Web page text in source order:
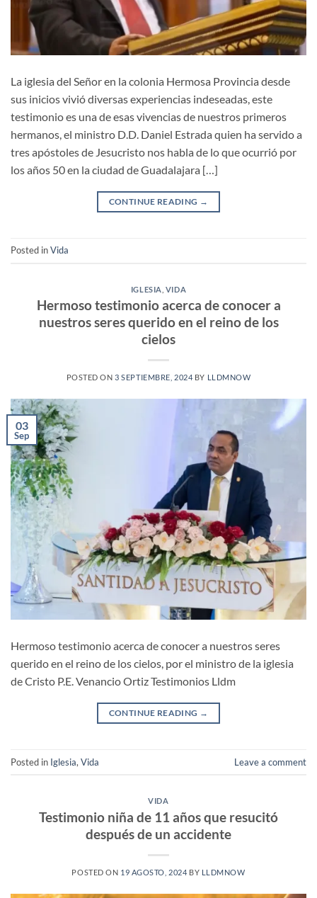
La iglesia del Señor en la colonia Hermosa Provincia desde
sus inicios vivió diversas experiencias indeseadas, este
testimonio es una de esas vivencias de nuestros primeros
hermanos, el ministro D.D. Daniel Estrada quien ha servido a
tres apóstoles de Jesucristo nos habla de lo que ocurrió por
los años 50 en la ciudad de Guadalajara […]
CONTINUE READING →
Posted inVida
IGLESIA VIDA
Hermoso testimonio acerca de conocer a
nuestros seres querido en el reino de los
cielos
POSTED ON3 SEPTIEMBRE, 2024 BY LLDMNOW
03
Sep
Hermoso testimonio acerca de conocer a nuestros seres
querido en el reino de los cielos, por el ministro de la iglesia
de Cristo P.E. Venancio Ortiz Testimonios Lldm
CONTINUE READING →
Posted in Iglesia, Vida Leave a comment
VIDA
Testimonio niña de 11 años que resucitó
después de un accidente
POSTED ON 19 AGOSTO, 2024 BY LLDMNOW